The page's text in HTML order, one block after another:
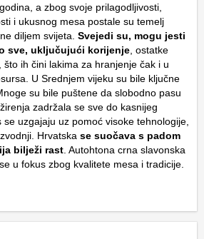
a zbog svoje prilagodljivosti,
i ukusnog mesa postale su temelj
diljem svijeta. Svejedi su, mogu jesti
sve, uključujući korijenje , ostatke
ih čini lakima za hranjenje čak i u
U Srednjem vijeku su bile ključne
su bile puštene da slobodno pasu
zadržala se sve do kasnijeg
uzgajaju uz pomoć visoke tehnologije,
Hrvatska se suočava s padom
bilježi rast . Autohtona crna slavonska
u fokus zbog kvalitete mesa i tradicije.